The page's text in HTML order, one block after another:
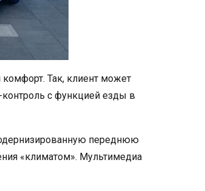
комфорт. Так, клиент может
с функцией езды в
переднюю
«климатом». Мультимедиа